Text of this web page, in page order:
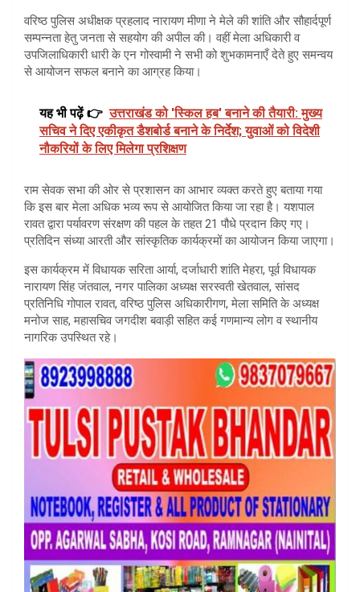
वरिष्ठ पुलिस अधीक्षक प्रहलाद नारायण मीणा ने मेले की शांति और सौहार्दपूर्ण
सम्पन्नता हेतु जनता से सहयोग की अपील की। वहीं मेला अधिकारी व
उपजिलाधिकारी धारी के एन गोस्वामी ने सभी को शुभकामनाएँ देते हुए समन्वय
से आयोजन सफल बनाने का आग्रह किया।
यह भी पढ़ें 👉 उत्तराखंड को 'स्किल हब' बनाने की तैयारी: मुख्य
सचिव ने दिए एकीकृत डैशबोर्ड बनाने के निर्देश; युवाओं को विदेशी
नौकरियों के लिए मिलेगा प्रशिक्षण
राम सेवक सभा की ओर से प्रशासन का आभार व्यक्त करते हुए बताया गया
कि इस बार मेला अधिक भव्य रूप से आयोजित किया जा रहा है। यशपाल
रावत द्वारा पर्यावरण संरक्षण की पहल के तहत 21 पौधे प्रदान किए गए।
प्रतिदिन संध्या आरती और सांस्कृतिक कार्यक्रमों का आयोजन किया जाएगा।
इस कार्यक्रम में विधायक सरिता आर्या, दर्जाधारी शांति मेहरा, पूर्व विधायक
नारायण सिंह जंतवाल, नगर पालिका अध्यक्ष सरस्वती खेतवाल, सांसद
प्रतिनिधि गोपाल रावत, वरिष्ठ पुलिस अधिकारीगण, मेला समिति के अध्यक्ष
मनोज साह, महासचिव जगदीश बवाड़ी सहित कई गणमान्य लोग व स्थानीय
नागरिक उपस्थित रहे।